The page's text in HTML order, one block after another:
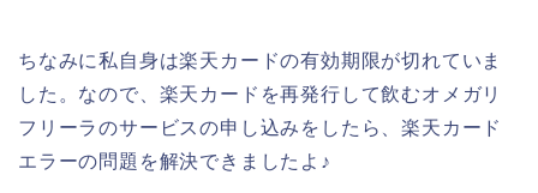
ちなみに私自身は楽天カードの有効期限が切れていま
した。なので、楽天カードを再発行して飲むオメガリ
フリーラのサービスの申し込みをしたら、楽天カード
エラーの問題を解決できましたよ♪